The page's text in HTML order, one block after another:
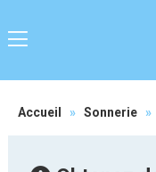
Accueil » Sonnerie »